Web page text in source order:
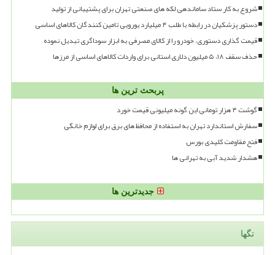
شروع به کار ستاد ساماندهی لکه های صنعتی تهران برای پشتیبانی از تولید
دستور پزشکیان در رابطه با طلب ۴ میلیارد یورویی تامین کنندگان کالاهای اساسی
قیمت گذاری دستوری، خودرو را از کالای مصرفی به ابزار سوداگری تبدیل نموده
حذف سقف ۱۸، ۵ میلیون دلاری استانی برای واردات کالاهای اساسی از مرزها
پربحث ترین ها
گوشت ۴ هزار تومانی این گونه میلیونی قیمت خورد
سفارش استاندارد تهران به استفاده از محافظ های برق برای لوازم خانگی
فتح مقاومت کلیدی بورس
هشدار شدید آبی به تهرانی ها
جدیدترین ها
تگها